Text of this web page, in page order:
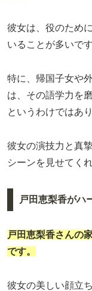
彼女は、役のため
いることが多いです
特に、帰国子女や
は、その語学力を
というわけではあ
彼女の演技力と真
シーンを見せてく
戸田恵梨香がハ
戸田恵梨香さんの
です。
彼女の美しい顔立